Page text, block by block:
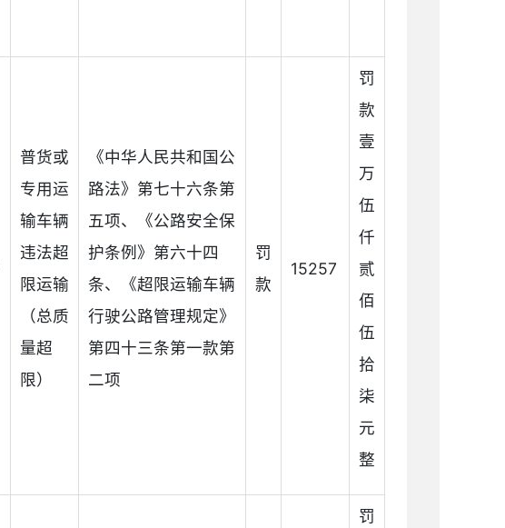
普货或
专用运
输车辆
违法超
限运输
（总质
量超
限）
《中华人民共和国公
路法》第七十六条第
五项、《公路安全保
护条例》第六十四
条、《超限运输车辆
行驶公路管理规定》
第四十三条第一款第
二项
罚
款
15257
罚
款
壹
万
伍
仟
贰
佰
伍
拾
柒
元
整
罚